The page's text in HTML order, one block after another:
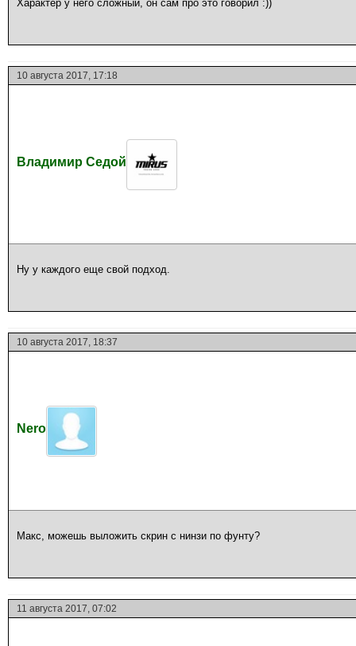
Характер у него сложный, он сам про это говорил :))
10 августа 2017, 17:18
Владимир Седой
Ну у каждого еще свой подход.
10 августа 2017, 18:37
Nero
Макс, можешь выложить скрин с нинзи по фунту?
11 августа 2017, 07:02